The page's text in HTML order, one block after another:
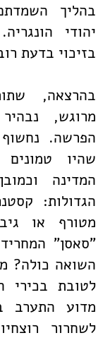
יהודי
בזיכוי בדעת
בהרצאה,
מרוגש,
הפרשה.
שהיו טמונים
המדינה
הגדולות:
מטורף או
"סאסן"
השואה כולה?
לטובת בכירי
מדוע התערב
לשחרור